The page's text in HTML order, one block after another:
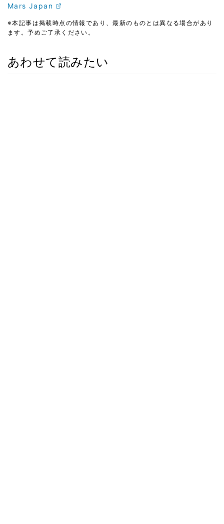
Mars Japan
※本記事は掲載時点の情報であり、最新のものとは異なる場合があり
ます。予めご了承ください。
あわせて読みたい